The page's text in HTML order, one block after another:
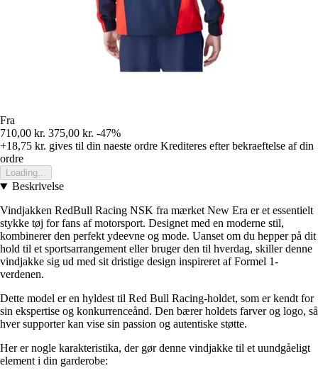
Fra
710,00 kr. 375,00 kr. -47%
+18,75 kr. gives til din naeste ordre Krediteres efter bekraeftelse af din
ordre
Loading...
Beskrivelse
Vindjakken RedBull Racing NSK fra mærket New Era er et essentielt
stykke tøj for fans af motorsport. Designet med en moderne stil,
kombinerer den perfekt ydeevne og mode. Uanset om du hepper på dit
hold til et sportsarrangement eller bruger den til hverdag, skiller denne
vindjakke sig ud med sit dristige design inspireret af Formel 1-
verdenen.
Dette model er en hyldest til Red Bull Racing-holdet, som er kendt for
sin ekspertise og konkurrenceånd. Den bærer holdets farver og logo, så
hver supporter kan vise sin passion og autentiske støtte.
Her er nogle karakteristika, der gør denne vindjakke til et uundgåeligt
element i din garderobe: